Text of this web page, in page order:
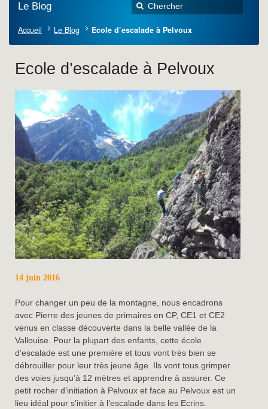
Le Blog
Accueil Le Blog Ecole d’escalade à Pelvoux
Ecole d’escalade à Pelvoux
14 juin 2016
Pour changer un peu de la montagne, nous encadrons
avec Pierre des jeunes de primaires en CP, CE1 et CE2
venus en classe découverte dans la belle vallée de la
Vallouise. Pour la plupart des enfants, cette école
d’escalade est une première et tous vont très bien se
débrouiller pour leur très jeune âge. Ils vont tous grimper
des voies jusqu’à 12 mètres et apprendre à assurer. Ce
petit rocher d’initiation à Pelvoux et face au Pelvoux est un
lieu idéal pour s’initier à l’escalade dans les Ecrins.